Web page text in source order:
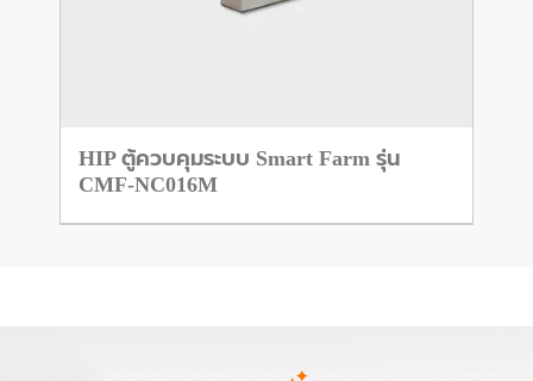
HIP ตู้ควบคุมระบบ Smart Farm รุ่น
CMF-NC016M